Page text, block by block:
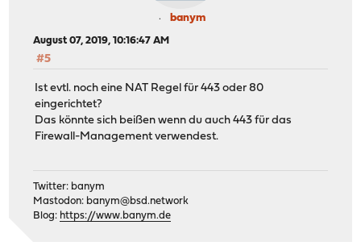
banym
August 07, 2019, 10:16:47 AM
#5
Ist evtl. noch eine NAT Regel für 443 oder 80
eingerichtet?
Das könnte sich beißen wenn du auch 443 für das
Firewall-Management verwendest.
Twitter: banym
Mastodon: banym@bsd.network
Blog: https://www.banym.de